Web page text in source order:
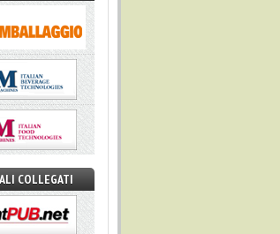
COLLEGATI